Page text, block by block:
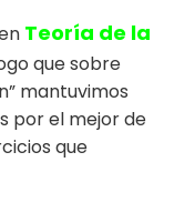
Teoría de la
que sobre
mantuvimos
por el mejor de
que